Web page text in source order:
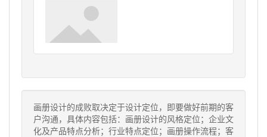
画册设计的成败取决定于设计定位，即要做好前期的客
户沟通，具体内容包括：画册设计的风格定位；企业文
化及产品特点分析；行业特点定位；画册操作流程；客